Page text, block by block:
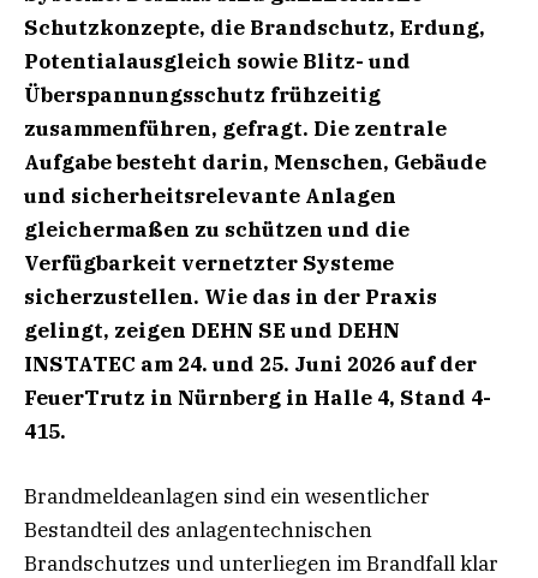
Schutzkonzepte, die Brandschutz, Erdung,
Potentialausgleich sowie Blitz- und
Überspannungsschutz frühzeitig
zusammenführen, gefragt. Die zentrale
Aufgabe besteht darin, Menschen, Gebäude
und sicherheitsrelevante Anlagen
gleichermaßen zu schützen und die
Verfügbarkeit vernetzter Systeme
sicherzustellen. Wie das in der Praxis
gelingt, zeigen DEHN SE und DEHN
INSTATEC am 24. und 25. Juni 2026 auf der
FeuerTrutz in Nürnberg in Halle 4, Stand 4-
415.
Brandmeldeanlagen sind ein wesentlicher
Bestandteil des anlagentechnischen
Brandschutzes und unterliegen im Brandfall klar